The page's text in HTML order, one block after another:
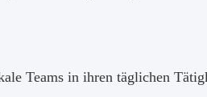
Teams in ihren täglichen